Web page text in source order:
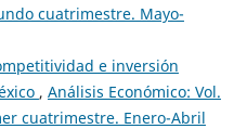
cuatrimestre. Mayo-
e inversión
, Análisis Económico: Vol.
cuatrimestre. Enero-Abril